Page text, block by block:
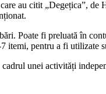
au citit „Degețica”, de
Poate fi preluată în
itemi, pentru a fi utilizate
unei activități